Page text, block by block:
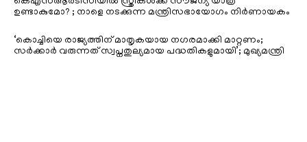
ഉണ്ടാകുമോ? ; നാളെ നടക്കുന്ന മന്ത്രിസഭായോഗം നിർണായകം
‘കൊച്ചിയെ രാജ്യത്തിന് മാതൃകയായ നഗരമാക്കി മാറ്റണം;
സർക്കാർ വരുന്നത് സ്വപ്നതുല്യമായ പദ്ധതികളുമായി’; മുഖ്യമന്ത്രി